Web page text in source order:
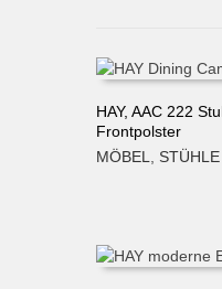
IN DEN
HAY, AAC 222
Frontpolster
MÖBEL, STÜHLE